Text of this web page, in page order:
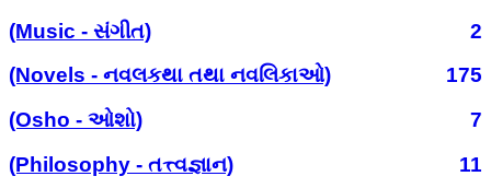
(Music - સંગીત)
2
(Novels - નવલકથા તથા નવલિકાઓ)
175
(Osho - ઓશો)
7
(Philosophy - તત્ત્વજ્ઞાન)
11